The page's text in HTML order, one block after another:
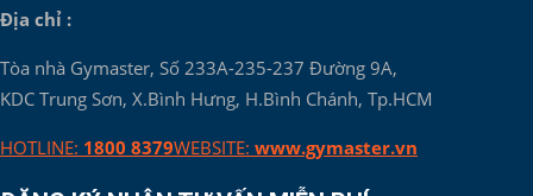
Địa chỉ :
Tòa nhà Gymaster, Số 233A-235-237 Đường 9A,
KDC Trung Sơn, X.Bình Hưng, H.Bình Chánh, Tp.HCM
HOTLINE: 1800 8379WEBSITE: www.gymaster.vn